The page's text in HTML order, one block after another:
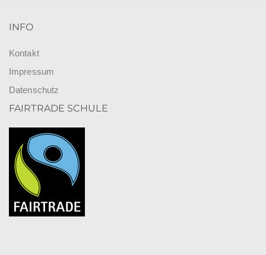
INFO
Kontakt
Impressum
Datenschutz
FAIRTRADE SCHULE